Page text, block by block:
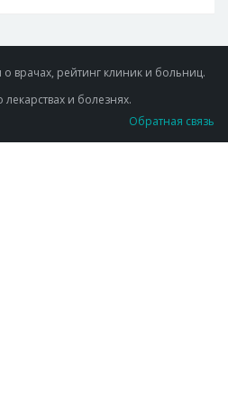
врачах, рейтинг клиник и больниц.
и болезнях.
Обратная связь